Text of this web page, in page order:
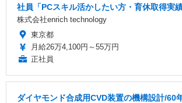
社員「PCスキル活かしたい方・育休取得実
株式会社enrich technology
東京都
月給26万4,100円～55万円
正社員
ダイヤモンド合成用CVD装置の機構設計/60